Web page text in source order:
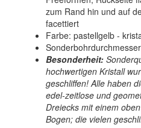
zum Rand hin und auf
facettiert
Farbe: pastellgelb -
Besonderheit:
hochwertigen Kristall
geschliffen! Alle haben
edel-zeitlose und
Dreiecks mit einem
Bogen; die vielen